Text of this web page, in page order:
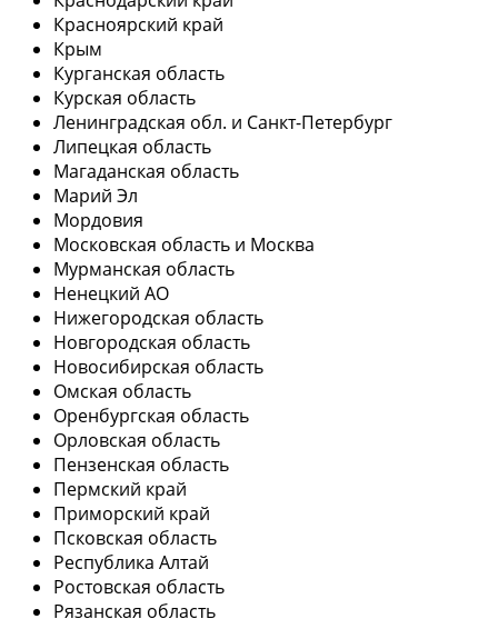
Красноярский край
Крым
Курганская область
Курская область
Ленинградская обл. и Санкт-Петербург
Липецкая область
Магаданская область
Марий Эл
Мордовия
Московская область и Москва
Мурманская область
Ненецкий АО
Нижегородская область
Новгородская область
Новосибирская область
Омская область
Оренбургская область
Орловская область
Пензенская область
Пермский край
Приморский край
Псковская область
Республика Алтай
Ростовская область
Рязанская область